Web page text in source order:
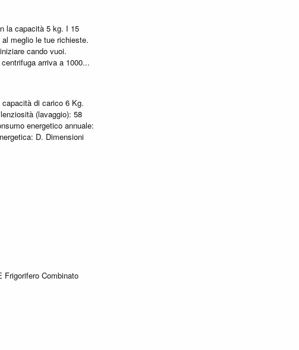
la capacità 5 kg. I 15
meglio le tue richieste.
cando vuoi.
arriva a 1000...
di carico 6 Kg.
(lavaggio): 58
energetico annuale:
D. Dimensioni
Frigorifero Combinato